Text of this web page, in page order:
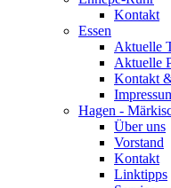
Kontakt
Essen
Aktuelle
Aktuelle
Kontakt
Hagen -
Über uns
Vorstand
Kontakt
Linktipps